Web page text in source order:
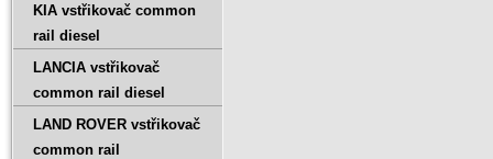
KIA vstřikovač common
rail diesel
LANCIA vstřikovač
common rail diesel
LAND ROVER vstřikovač
common rail